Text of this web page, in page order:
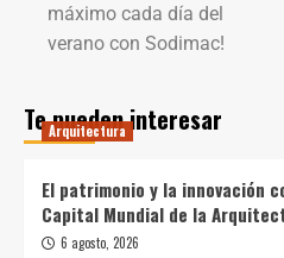
máximo cada día del
verano con Sodimac!
Te pueden interesar
Arquitectura
El patrimonio y la innovación
Capital Mundial de la
6 agosto, 2026